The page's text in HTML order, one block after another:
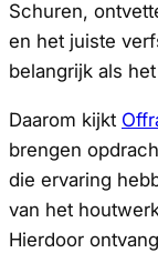
Schuren,
en het juiste
belangrijk als
Daarom kijkt
brengen
die ervaring
van het
Hierdoor